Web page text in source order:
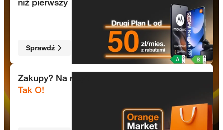
Sprawdź
Orange Market
Zakupy? Na raty?
Tak O!